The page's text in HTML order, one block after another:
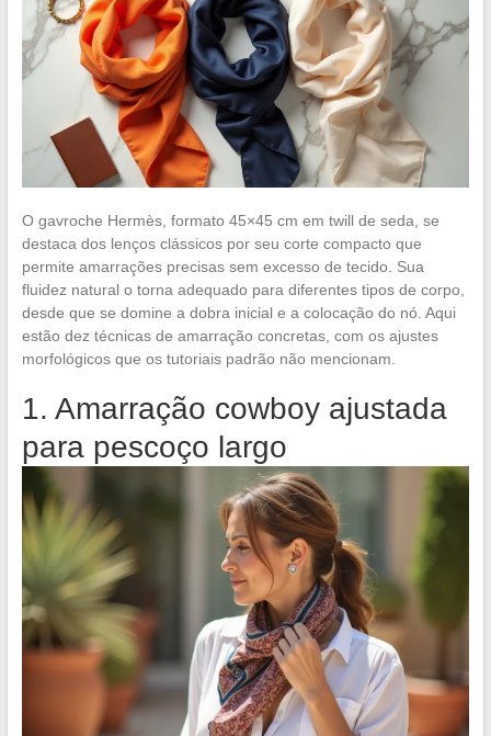
O gavroche Hermès, formato 45×45 cm em twill de seda, se
destaca dos lenços clássicos por seu corte compacto que
permite amarrações precisas sem excesso de tecido. Sua
fluidez natural o torna adequado para diferentes tipos de corpo,
desde que se domine a dobra inicial e a colocação do nó. Aqui
estão dez técnicas de amarração concretas, com os ajustes
morfológicos que os tutoriais padrão não mencionam.
1. Amarração cowboy ajustada
para pescoço largo